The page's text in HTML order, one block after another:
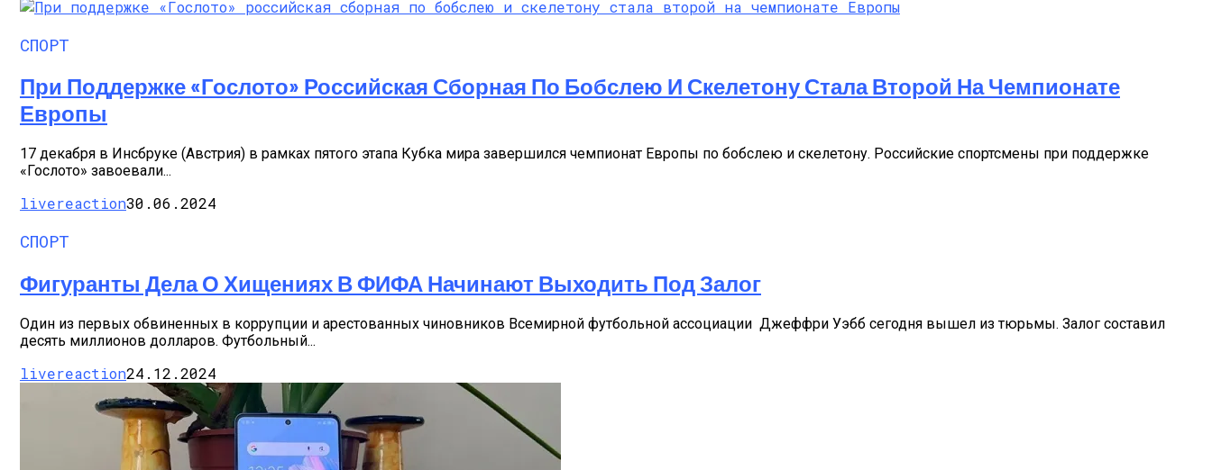
СПОРТ
При Поддержке «Гослото» Российская Сборная По Бобслею И Скелетону Стала Второй На Чемпионате
Европы
17 декабря в Инсбруке (Австрия) в рамках пятого этапа Кубка мира завершился чемпионат Европы по бобслею и скелетону. Российские спортсмены при поддержке
«Гослото» завоевали...
livereaction30.06.2024
СПОРТ
Фигуранты Дела О Хищениях В ФИФА Начинают Выходить Под Залог
Один из первых обвиненных в коррупции и арестованных чиновников Всемирной футбольной ассоциации Джеффри Уэбб сегодня вышел из тюрьмы. Залог составил
десять миллионов долларов. Футбольный...
livereaction24.12.2024